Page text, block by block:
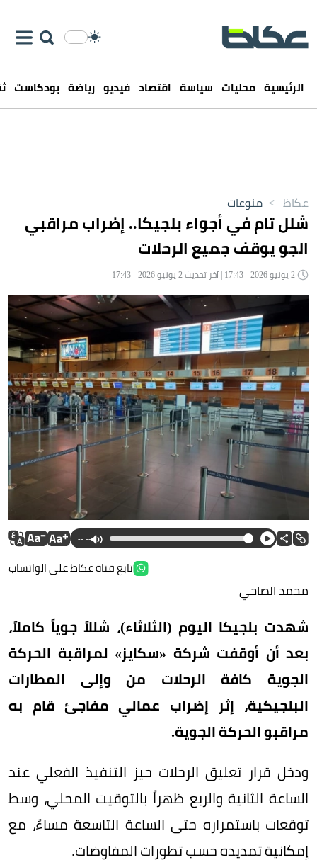
الرئيسية محليات سياسة اقتصاد فيديو رياضة بودكاست
عكاظ > منوعات
شلل تام في أجواء بلجيكا.. إضراب مراقبي
الجو يوقف جميع الرحلات
--:--
تابع قناة عكاظ على الواتساب
محمد الصاحي
شهدت بلجيكا اليوم (الثلاثاء)، شللاً جوياً كاملاً،
بعد أن أوقفت شركة «سكايز» لمراقبة الحركة
الجوية كافة الرحلات من وإلى المطارات
البلجيكية، إثر إضراب عمالي مفاجئ قام به
مراقبو الحركة الجوية.
ودخل قرار تعليق الرحلات حيز التنفيذ الفعلي عند
الساعة الثانية والربع ظهراً بالتوقيت المحلي، وسط
توقعات باستمراره حتى الساعة التاسعة مساءً، مع
إمكانية تمديده حسب تطورات المفاوضات.